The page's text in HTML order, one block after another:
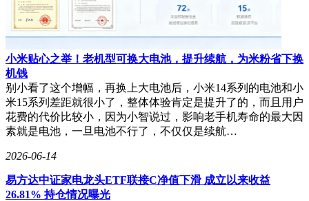
小米贴心之举！老机型可换大电池，提升续航，为米粉省下换
机钱
别小看了这个增幅，再换上大电池后，小米14系列的电池和小
米15系列差距就很小了，整体体验肯定是提升了的，而且用户
花费的代价比较小，因为小智说过，影响老手机寿命的最大因
素就是电池，一旦电池不行了，不仅仅是续航…
2026-06-14
易方达中证家电龙头ETF联接C净值下滑 成立以来收益
26.81% 持仓情况曝光